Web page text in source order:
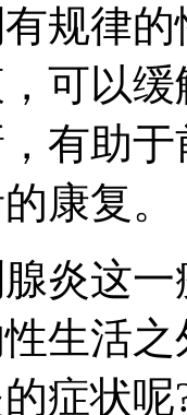
律的
可以
有助
康复。
这一
生活
症状呢